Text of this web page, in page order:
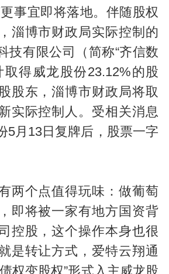
事宜即将落地。伴随股权
淄博市财政局实际控制的
技有限公司（简称“齐信数
取得威龙股份23.12%的股
股东，淄博市财政局将取
实际控制人。受相关消息
5月13日复牌后，股票一字
两个点值得玩味：做葡萄
即将被一家有地方国资背
控股，这个操作本身也很
是转让方式，爱特云翔通
权变股权”形式入主威龙股